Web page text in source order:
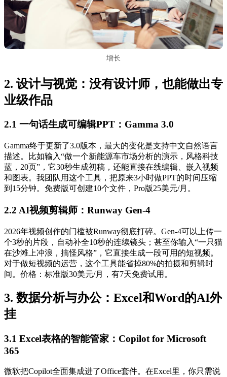
增长
2. 设计与视觉：没有设计师，也能做出专
业级作品
2.1 一句话生成可编辑PPT：Gamma 3.0
Gamma终于更新了3.0版本，最大的变化是支持中文自然语言
描述。比如输入“做一个新能源车市场分析的演示，风格科技
蓝，20页”，它30秒生成初稿，还能直接在线编辑、嵌入视频
和图表。我团队用这个工具，把原来3小时做PPT的时间压缩
到15分钟。免费版可创建10个文件，Pro版25美元/月。
2.2 AI视频剪辑师：Runway Gen-4
2026年视频创作的门槛被Runway彻底打碎。Gen-4可以上传一
个3秒的片段，自动补全10秒的连续镜头；甚至你输入“一只猫
在沙滩上冲浪，搞怪风格”，它直接生成一段可用的短视频。
对于做短视频的运营，这个工具能省掉80%的拍摄和剪辑时
间。价格：标准版30美元/月，有7天免费试用。
3. 数据分析与办公：Excel和Word的AI外
挂
3.1 Excel表格的智能管家：Copilot for Microsoft
365
微软把Copilot全面集成进了Office套件。在Excel里，你只需说